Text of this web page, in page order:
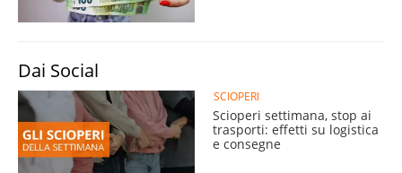
Dai Social
SCIOPERI
Scioperi settimana, stop ai
trasporti: effetti su logistica
e consegne